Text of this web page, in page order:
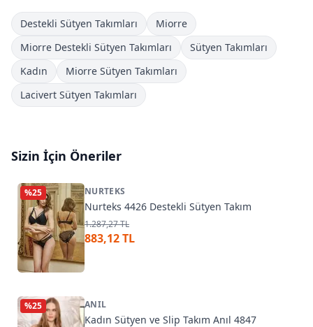
Destekli Sütyen Takımları
Miorre
Miorre Destekli Sütyen Takımları
Sütyen Takımları
Kadın
Miorre Sütyen Takımları
Lacivert Sütyen Takımları
Sizin İçin Öneriler
%25 NURTEKS
Nurteks 4426 Destekli Sütyen Takım
1.287,27 TL
883,12 TL
%25 ANIL
Kadın Sütyen ve Slip Takım Anıl 4847